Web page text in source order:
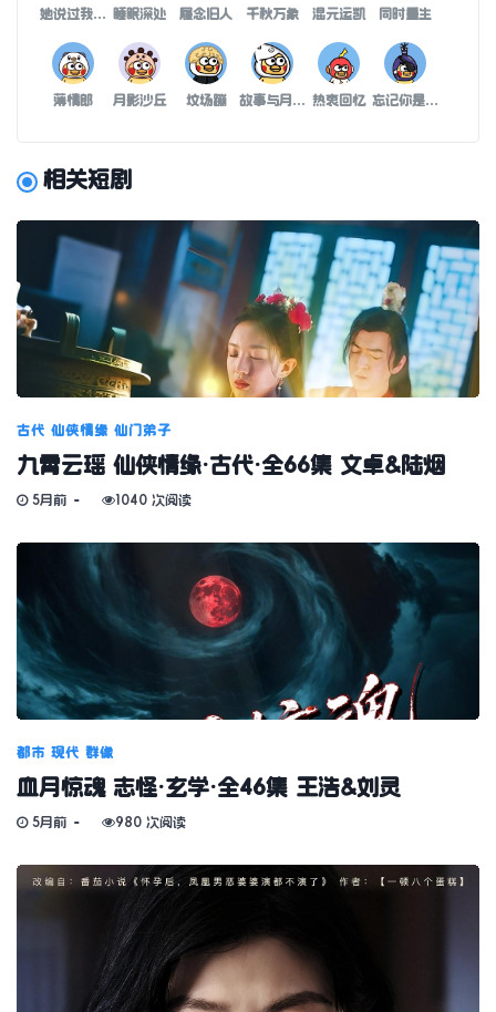
她说过我信过 睡眠深处 履念旧人 千秋万象 混元运凯 同时重生
薄情郎 月影沙丘 坟场蹦 故事与月有关 热衷回忆 忘记你是我的新志愿
相关短剧
古代 仙侠情缘 仙门弟子
九霄云瑶 仙侠情缘·古代·全66集 文卓&陆烟
5月前 1040 次阅读
都市 现代 群像
血月惊魂 志怪·玄学·全46集 王浩&刘灵
5月前 980 次阅读